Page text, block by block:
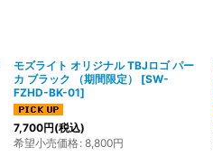
モズライト オリジナル TBJロゴ パー
カ ブラック （期間限定）
[SW-
FZHD-BK-01]
7,700円(税込)
希望小売価格: 8,800円